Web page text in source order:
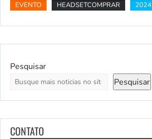
EVENTO
HEADSETCOMPRAR 2024
Pesquisar
Pesquisar
CONTATO